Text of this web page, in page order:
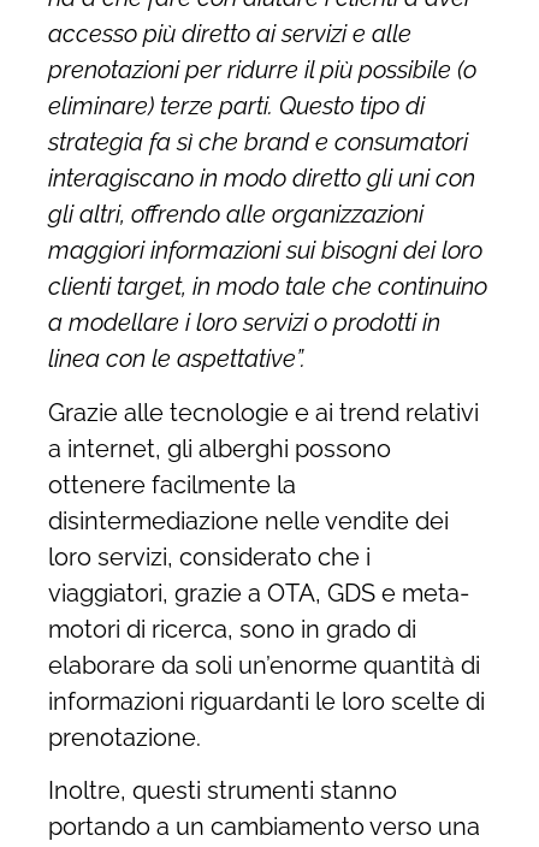
accesso più diretto ai servizi e alle
prenotazioni per ridurre il più possibile (o
eliminare) terze parti. Questo tipo di
strategia fa sì che brand e consumatori
interagiscano in modo diretto gli uni con
gli altri, offrendo alle organizzazioni
maggiori informazioni sui bisogni dei loro
clienti target, in modo tale che continuino
a modellare i loro servizi o prodotti in
linea con le aspettative”.
Grazie alle tecnologie e ai trend relativi
a internet, gli alberghi possono
ottenere facilmente la
disintermediazione nelle vendite dei
loro servizi, considerato che i
viaggiatori, grazie a OTA, GDS e meta-
motori di ricerca, sono in grado di
elaborare da soli un’enorme quantità di
informazioni riguardanti le loro scelte di
prenotazione.
Inoltre, questi strumenti stanno
portando a un cambiamento verso una